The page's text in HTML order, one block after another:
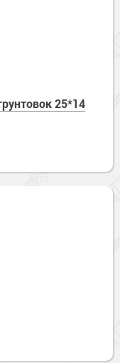
25*14